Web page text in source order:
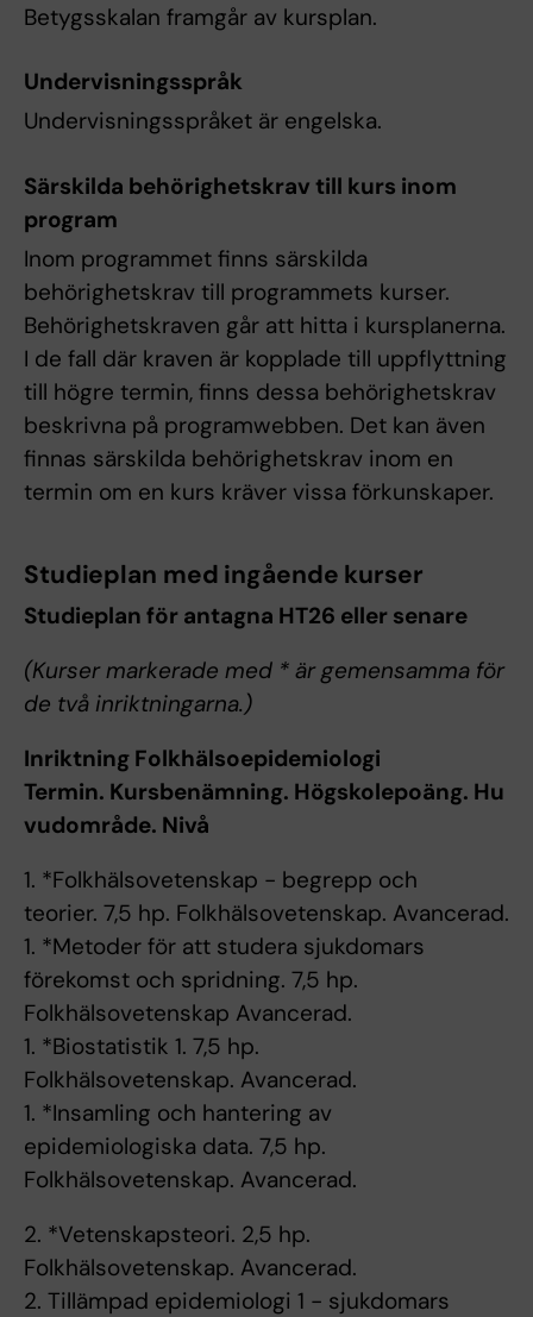
Betygsskalan framgår av kursplan.
Undervisningsspråk
Undervisningsspråket är engelska.
Särskilda behörighetskrav till kurs inom
program
Inom programmet finns särskilda
behörighetskrav till programmets kurser.
Behörighetskraven går att hitta i kursplanerna.
I de fall där kraven är kopplade till uppflyttning
till högre termin, finns dessa behörighetskrav
beskrivna på programwebben. Det kan även
finnas särskilda behörighetskrav inom en
termin om en kurs kräver vissa förkunskaper.
Studieplan med ingående kurser
Studieplan för antagna HT26 eller senare
(Kurser markerade med * är gemensamma för
de två inriktningarna.)
Inriktning Folkhälsoepidemiologi
Termin. Kursbenämning. Högskolepoäng. Hu
vudområde. Nivå
1. *Folkhälsovetenskap - begrepp och
teorier. 7,5 hp. Folkhälsovetenskap. Avancerad.
1. *Metoder för att studera sjukdomars
förekomst och spridning. 7,5 hp.
Folkhälsovetenskap Avancerad.
1. *Biostatistik 1. 7,5 hp.
Folkhälsovetenskap. Avancerad.
1. *Insamling och hantering av
epidemiologiska data. 7,5 hp.
Folkhälsovetenskap. Avancerad.
2. *Vetenskapsteori. 2,5 hp.
Folkhälsovetenskap. Avancerad.
2. Tillämpad epidemiologi 1 - sjukdomars